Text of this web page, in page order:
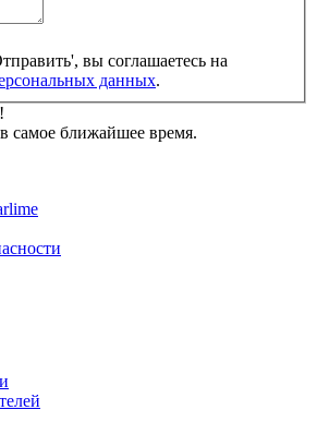
вы соглашаетесь на
данных.
самое ближайшее время.